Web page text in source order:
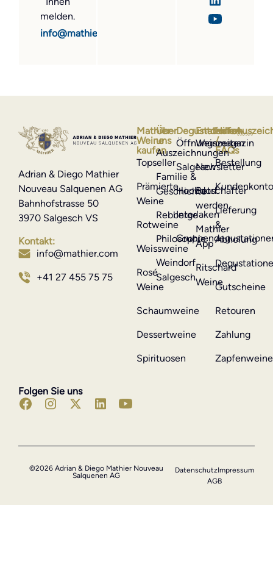
melden.
info@mathier.com
Adrian & Diego Mathier
Nouveau Salquenen AG
Bahnhofstrasse 50
3970 Salgesch VS
Kontakt:
info@mathier.com
+41 27 455 75 75
Folgen Sie uns
Mathier-
Weine
kaufen
Topseller
Prämierte
Weine
Rotweine
Weissweine
Rosé
Weine
Schaumweine
Dessertweine
Spirituosen
Hilfe
/
FAQs
Bestellung
Lieferung
&
Abholung
Gutscheine
Retouren
Zahlung
Zapfenweine
Entdecken
Weinmagazin
Newsletter
Botschafter
werden
Mathier
App
Ritschard
Weine
Degustationen
Öffnungszeiten
Salgesch
Hochdorf
Interlaken
Über
uns
Auszeichnungen
Familie &
Geschichte
Rebberge
Philosophie
Weindorf
Salgesch
©2026 Adrian & Diego Mathier Nouveau
Salquenen AG
DatenschutzImpressum
AGB